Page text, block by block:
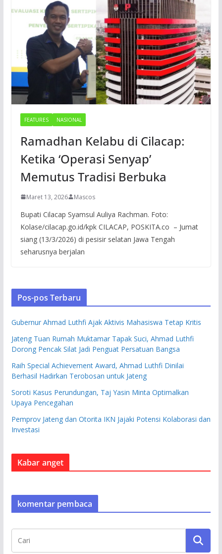
FEATURES NASIONAL
Ramadhan Kelabu di Cilacap:
Ketika ‘Operasi Senyap’
Memutus Tradisi Berbuka
Maret 13, 2026 Mascos
Bupati Cilacap Syamsul Auliya Rachman. Foto:
Kolase/cilacap.go.id/kpk CILACAP, POSKITA.co – Jumat
siang (13/3/2026) di pesisir selatan Jawa Tengah
seharusnya berjalan
Pos-pos Terbaru
Gubernur Ahmad Luthfi Ajak Aktivis Mahasiswa Tetap Kritis
Jateng Tuan Rumah Muktamar Tapak Suci, Ahmad Luthfi
Dorong Pencak Silat Jadi Penguat Persatuan Bangsa
Raih Special Achievement Award, Ahmad Luthfi Dinilai
Berhasil Hadirkan Terobosan untuk Jateng
Soroti Kasus Perundungan, Taj Yasin Minta Optimalkan
Upaya Pencegahan
Pemprov Jateng dan Otorita IKN Jajaki Potensi Kolaborasi dan
Investasi
Kabar anget
komentar pembaca